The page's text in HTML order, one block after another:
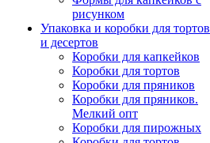
рисунком
Упаковка и коробки для тортов
и десертов
Коробки для капкейков
Коробки для тортов
Коробки для пряников
Коробки для пряников.
Мелкий опт
Коробки для пирожных